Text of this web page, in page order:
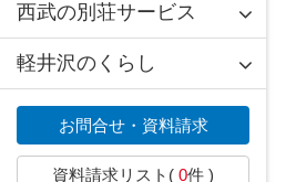
西武の別荘サービス
軽井沢のくらし
お問合せ・資料請求
資料請求リスト( 0件 )